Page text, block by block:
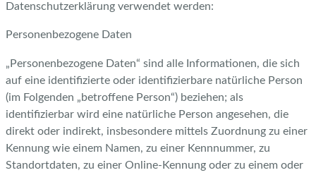
Datenschutzerklärung verwendet werden:
Personenbezogene Daten
„Personenbezogene Daten“ sind alle Informationen, die sich
auf eine identifizierte oder identifizierbare natürliche Person
(im Folgenden „betroffene Person“) beziehen; als
identifizierbar wird eine natürliche Person angesehen, die
direkt oder indirekt, insbesondere mittels Zuordnung zu einer
Kennung wie einem Namen, zu einer Kennnummer, zu
Standortdaten, zu einer Online-Kennung oder zu einem oder